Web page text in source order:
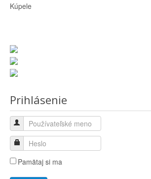
Kúpele
Prihlásenie
Pamätaj si ma